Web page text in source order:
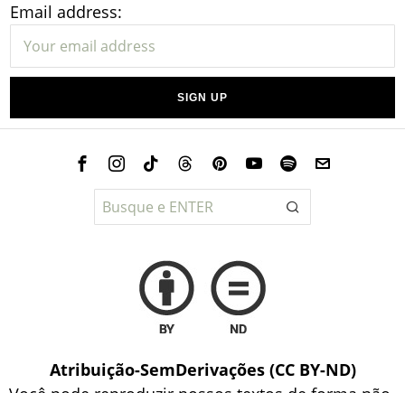
Email address:
Atribuição-SemDerivações (CC BY-ND)